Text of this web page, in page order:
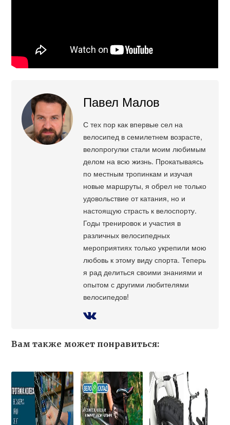
Павел Малов
С тех пор как впервые сел на
велосипед в семилетнем возрасте,
велопрогулки стали моим любимым
делом на всю жизнь. Прокатываясь
по местным тропинкам и изучая
новые маршруты, я обрел не только
удовольствие от катания, но и
настоящую страсть к велоспорту.
Годы тренировок и участия в
различных велосипедных
мероприятиях только укрепили мою
любовь к этому виду спорта. Теперь
я рад делиться своими знаниями и
опытом с другими любителями
велосипедов!
Вам также может понравиться: